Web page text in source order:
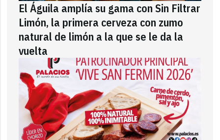
El Águila amplía su gama con Sin Filtrar
Limón, la primera cerveza con zumo
natural de limón a la que se le da la
vuelta